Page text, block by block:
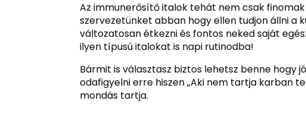
Az immunerősítő italok tehát nem csak
szervezetünket abban hogy ellen tudjon állni a
változatosan étkezni és fontos neked saját
ilyen típusú italokat is napi rutinodba!
Bármit is választasz biztos lehetsz benne hogy
odafigyelni erre hiszen „Aki nem tartja karban
mondás tartja.